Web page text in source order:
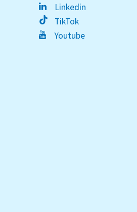
Linkedin
TikTok
Youtube